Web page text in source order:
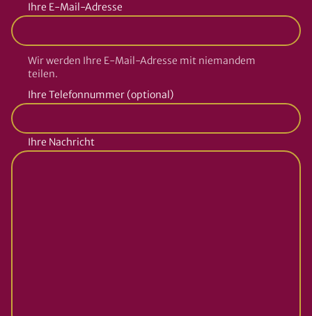
Ihre E-Mail-Adresse
Wir werden Ihre E-Mail-Adresse mit niemandem
teilen.
Ihre Telefonnummer (optional)
Ihre Nachricht